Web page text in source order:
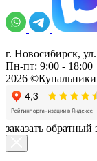
г. Новосибирск,
Пн-пт: 9:00 - 18:00
2026
заказать обратный